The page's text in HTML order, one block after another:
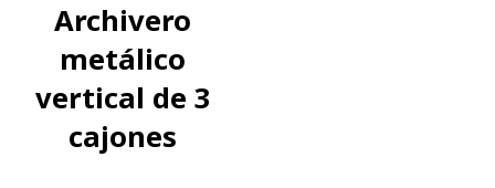
Archivero
metálico
vertical de 3
cajones